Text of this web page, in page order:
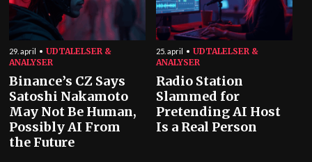
29. april
UDTALELSER &
ANALYSER
Binance’s CZ Says
Satoshi Nakamoto
May Not Be Human,
Possibly AI From
the Future
25. april
UDTALELSER &
ANALYSER
Radio Station
Slammed for
Pretending AI Host
Is a Real Person